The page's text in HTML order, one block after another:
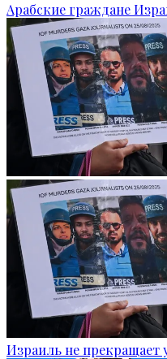
Арабские граждане
Израиль не прекращает